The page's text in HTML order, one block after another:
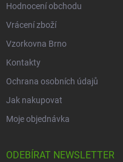
Hodnocení obchodu
Vrácení zboží
Vzorkovna Brno
Kontakty
Ochrana osobních údajů
Jak nakupovat
Moje objednávka
ODEBÍRAT NEWSLETTER